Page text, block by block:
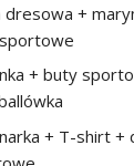
dresowa +
+ buty
+ T-shirt